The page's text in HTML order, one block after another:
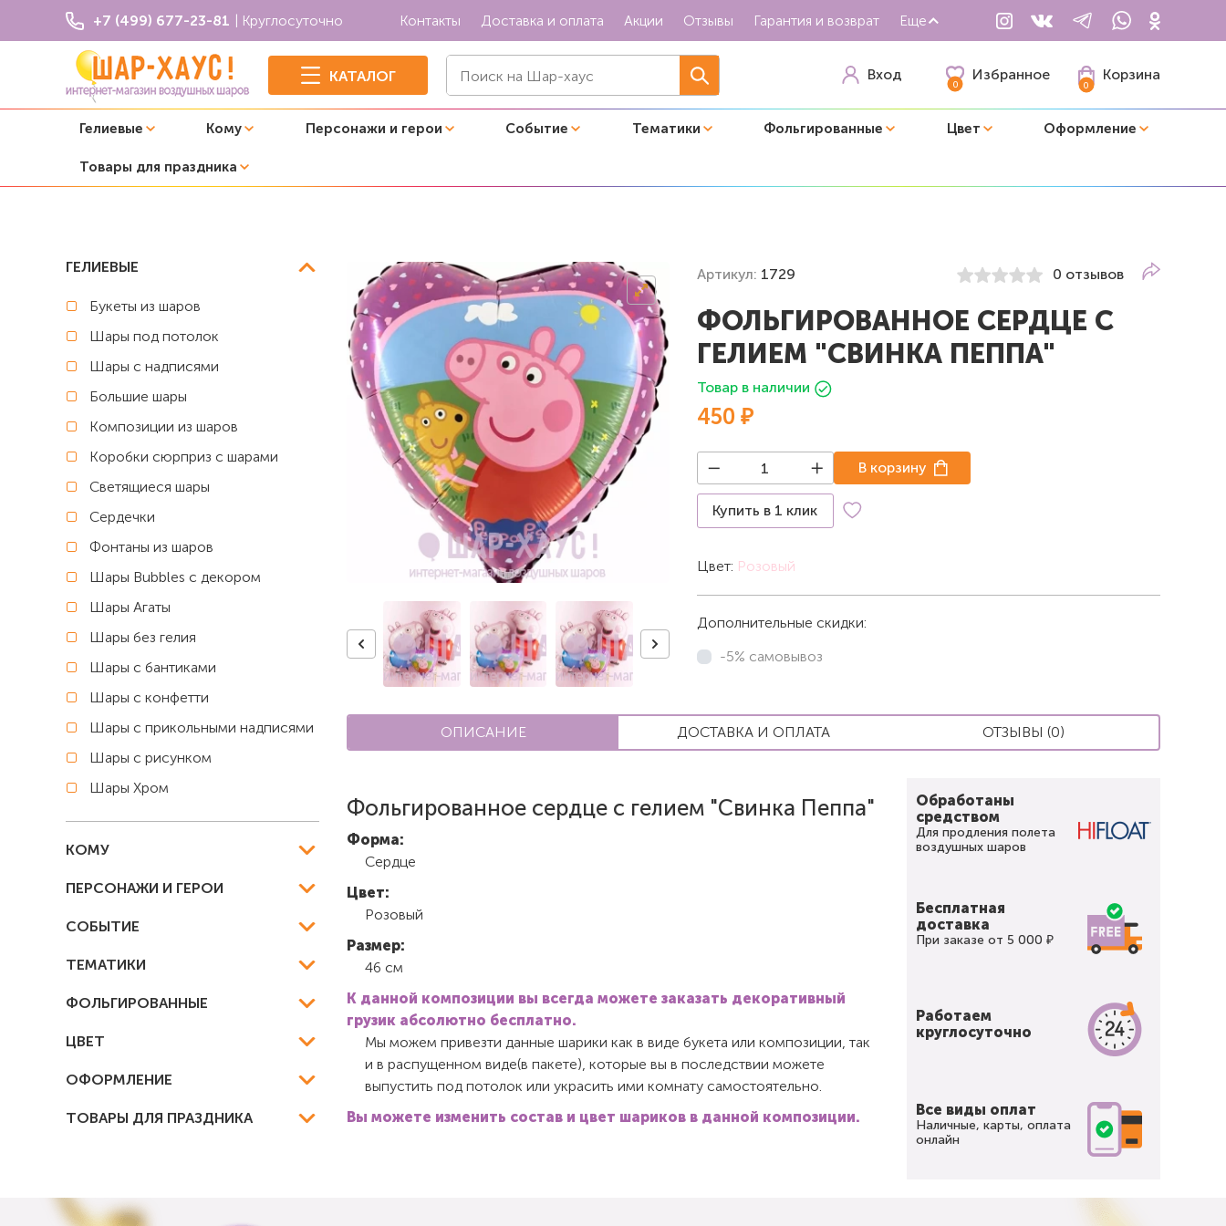
+7 (499) 677-23-81 | Круглосуточно Контакты Доставка и оплата Акции Отзывы Гарантия и возврат Еще
КАТАЛОГ Вход
0
Избранное
0
Корзина
Гелиевые Кому Персонажи и герои Событие Тематики Фольгированные Цвет Оформление
Товары для праздника
Свинка Пеппа
ГЕЛИЕВЫЕ
Букеты из шаров
Шары под потолок
Шары с надписями
Большие шары
Композиции из шаров
Коробки сюрприз с шарами
Светящиеся шары
Сердечки
Фонтаны из шаров
Шары Bubbles с декором
Шары Агаты
Шары без гелия
Шары с бантиками
Шары с конфетти
Шары с прикольными надписями
Шары с рисунком
Шары Хром
КОМУ
ПЕРСОНАЖИ И ГЕРОИ
СОБЫТИЕ
ТЕМАТИКИ
ФОЛЬГИРОВАННЫЕ
ЦВЕТ
ОФОРМЛЕНИЕ
ТОВАРЫ ДЛЯ ПРАЗДНИКА
Артикул: 1729 0 отзывов
ФОЛЬГИРОВАННОЕ СЕРДЦЕ С
ГЕЛИЕМ "СВИНКА ПЕППА"
Товар в наличии
450 ₽
Купить в 1 клик
В корзину
Цвет: Розовый
Дополнительные скидки:
-5% самовывоз
ОПИСАНИЕ ДОСТАВКА И ОПЛАТА ОТЗЫВЫ (0)
Фольгированное сердце с гелием "Свинка Пеппа"
Форма:
Сердце
Цвет:
Розовый
Размер:
46 см
К данной композиции вы всегда можете заказать декоративный
грузик абсолютно бесплатно.
Мы можем привезти данные шарики как в виде букета или композиции, так
и в распущенном виде(в пакете), которые вы в последствии можете
выпустить под потолок или украсить ими комнату самостоятельно.
Вы можете изменить состав и цвет шариков в данной композиции.
Обработаны
средством
Для продления полета
воздушных шаров
Бесплатная
доставка
При заказе от 5 000 ₽
Работаем
круглосуточно
Все виды оплат
Наличные, карты, оплата
онлайн